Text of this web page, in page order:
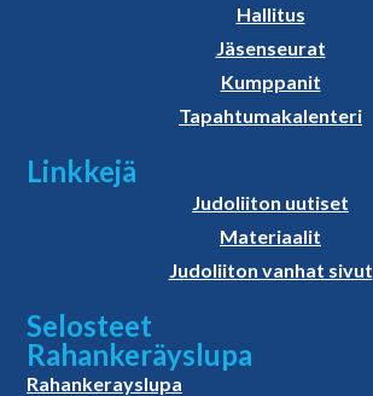
Hallitus
Jäsenseurat
Kumppanit
Tapahtumakalenteri
Linkkejä
Judoliiton uutiset
Materiaalit
Judoliiton vanhat sivut
Selosteet
Rahankeräyslupa
Rahankerayslupa